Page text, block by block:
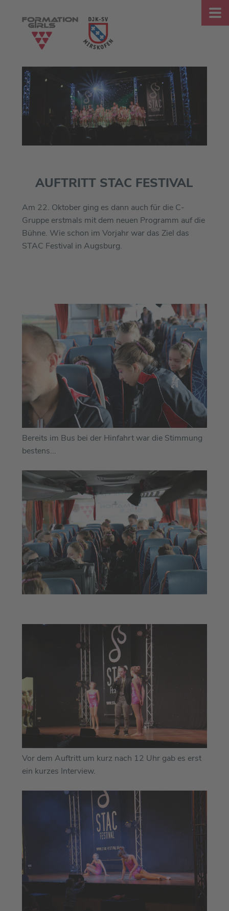
AUFTRITT STAC FESTIVAL
Am 22. Oktober ging es dann auch für die C-
Gruppe erstmals mit dem neuen Programm auf die
Bühne. Wie schon im Vorjahr war das Ziel das
STAC Festival in Augsburg.
Bereits im Bus bei der Hinfahrt war die Stimmung
bestens...
Vor dem Auftritt um kurz nach 12 Uhr gab es erst
ein kurzes Interview.